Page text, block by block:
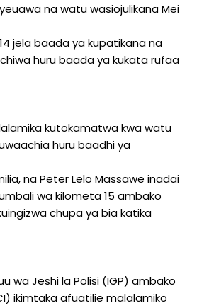
na watu wasiojulikana Mei
jela baada ya kupatikana na
huru baada ya kukata rufaa
kutokamatwa kwa watu
huru baadhi ya
na Peter Lelo Massawe inadai
wa kilometa 15 ambako
chupa ya bia katika
wa Jeshi la Polisi (IGP) ambako
ikimtaka afuatilie malalamiko